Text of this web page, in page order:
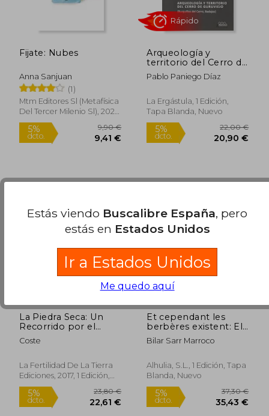
50,00 €
47,50 €
Rápido
5%
dcto.
Fijate: Nubes
Anna Sanjuan
(1)
Mtm Editores Sl (Metafísica
Del Tercer Milenio Sl), 2025,
1 Edición, Tapa Blanda,
Nuevo
Arqueología y
territorio del Cerro de
Guruviejo: Burguillos
del Cerro, Badajoz
Patrimonio)
Pablo Paniego Díaz
La Ergástula, 1 Edición,
Tapa Blanda, Nuevo
La Piedra Seca: Un
Recorrido por el
Mundo, Allí Donde la
Sencilla Piedra Hace
Coste
La Fertilidad De La Tierra
Ediciones, 2017, 1 Edición,
Tapa Blanda, Nuevo
Et cependant les
berbères existent: El
poblamiento
bereber en la
andalusí (siglos VIII-
XII)
Bilar Sarr Marroco
Alhulia, S.L., 1 Edición, Tapa
Blanda, Nuevo
Estás viendo Buscalibre España, pero
estás en Estados Unidos
Ir a Estados Unidos
Me quedo aquí